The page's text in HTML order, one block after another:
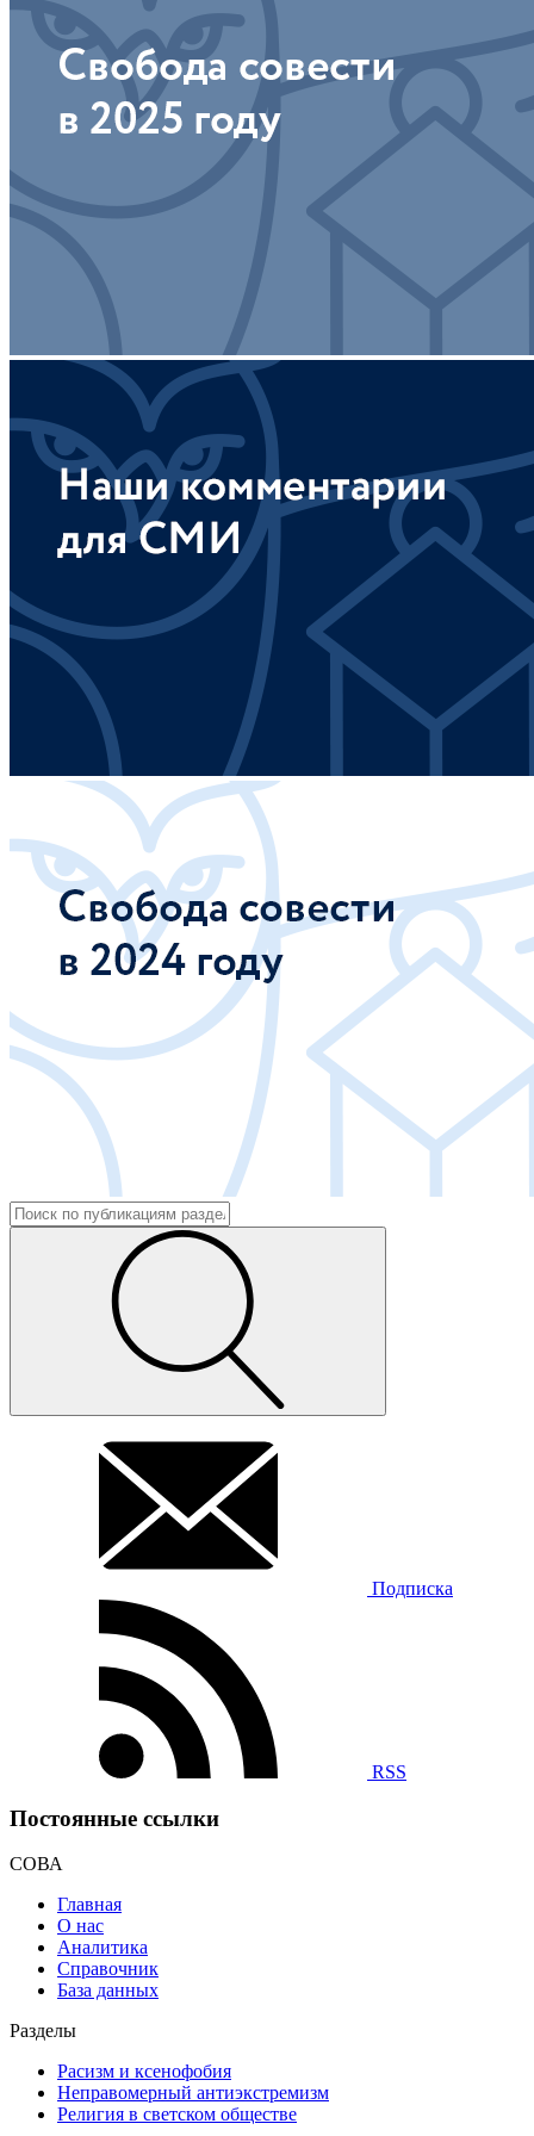
Подписка
RSS
Постоянные ссылки
СОВА
Главная
О нас
Аналитика
Справочник
База данных
Разделы
Расизм и ксенофобия
Неправомерный антиэкстремизм
Религия в светском обществе